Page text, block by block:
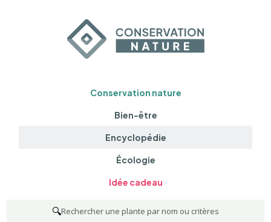
Conservation nature
Bien-être
Encyclopédie
Écologie
Idée cadeau
🔍Rechercher une plante par nom ou critères